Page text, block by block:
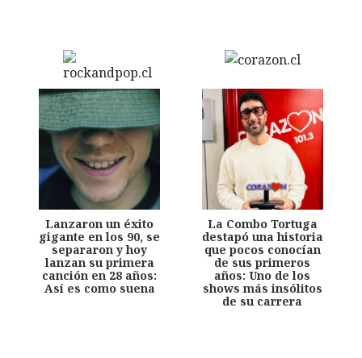
Lanzaron un éxito
gigante en los 90, se
separaron y hoy
lanzan su primera
canción en 28 años:
Así es como suena
La Combo Tortuga
destapó una historia
que pocos conocían
de sus primeros
años: Uno de los
shows más insólitos
de su carrera